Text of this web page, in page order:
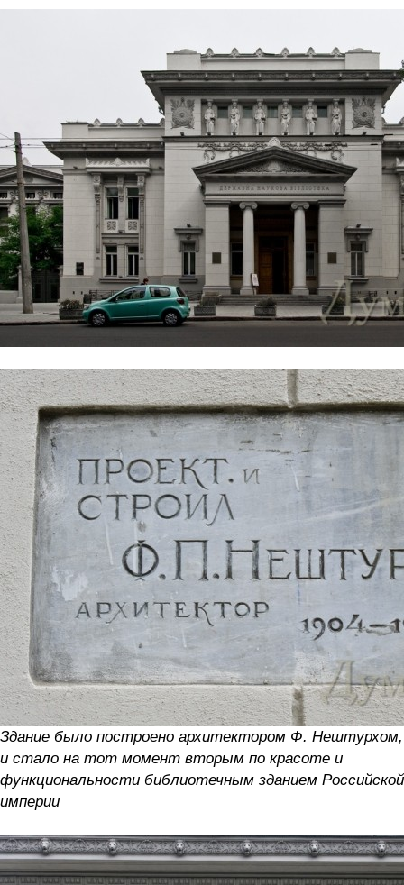
Здание было построено архитектором Ф. Нештурхом,
и стало на тот момент вторым по красоте и
функциональности библиотечным зданием Российской
империи